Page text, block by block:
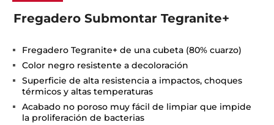
Fregadero Submontar Tegranite+
Fregadero Tegranite+ de una cubeta (80% cuarzo)
Color negro resistente a decoloración
Superficie de alta resistencia a impactos, choques
térmicos y altas temperaturas
Acabado no poroso muy fácil de limpiar que impide
la proliferación de bacterias